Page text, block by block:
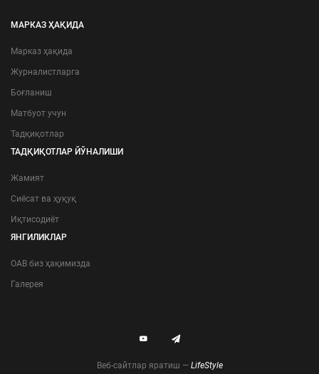
МАРКАЗ ҲАҚИДА
Марказ ҳақида
Журналистларга
Боғланиш
Матбуот учун
Тадқиқотлар
ТАДҚИҚОТЛАР ЙЎНАЛИШИ
Жамият
Сиёсат ва ҳуқуқ
Иқтисодиёт
ЯНГИЛИКЛАР
ОАВ биз ҳақимизда
Галерея
Веб-сайтлар яратиш — LifeStyle